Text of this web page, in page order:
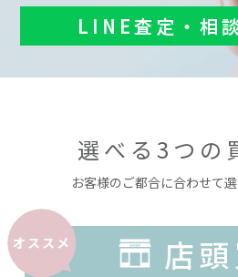
LINE査定・相
選べる3つの
お客様のご都合に合わせて
オススメ
店